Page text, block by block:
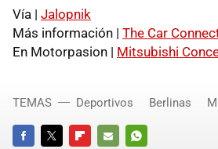
Vía | Jalopnik
Más información | The Car
En Motorpasion | Mitsubishi
TEMAS Deportivos Berlinas